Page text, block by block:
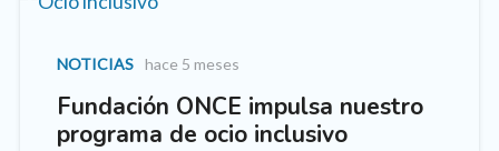
NOTICIAS hace 5 meses
Fundación ONCE impulsa nuestro
programa de ocio inclusivo